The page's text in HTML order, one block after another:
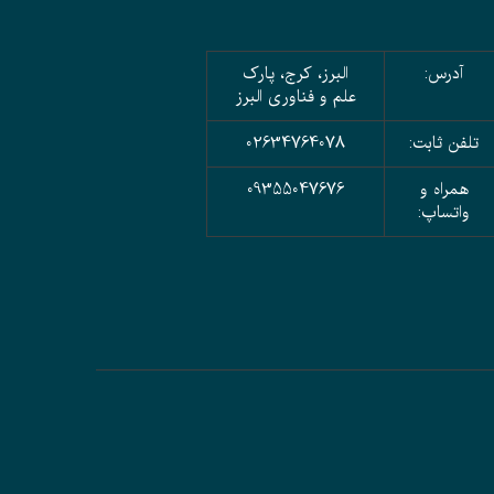
آدرس:
البرز، کرج، پارک
علم و فناوری البرز
تلفن ثابت:
02634764078
همراه و
واتساپ:
09355047676